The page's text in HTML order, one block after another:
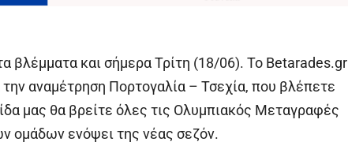
βλέμματα και σήμερα Τρίτη (18/06). To Betarades.gr
αναμέτρηση Πορτογαλία – Τσεχία, που βλέπετε
μας θα βρείτε όλες τις Ολυμπιακός Μεταγραφές
ομάδων ενόψει της νέας σεζόν.